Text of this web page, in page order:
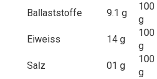
Ballaststoffe
9.1 g
100
g
Eiweiss
14 g
100
g
Salz
01 g
100
g